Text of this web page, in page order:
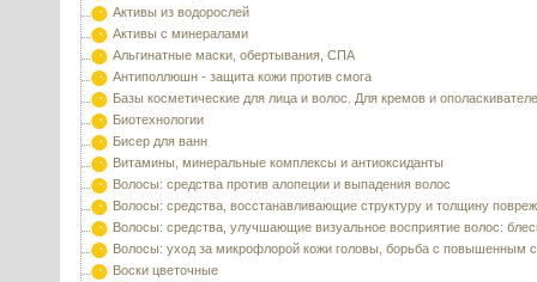
Активы из водорослей
Активы с минералами
Альгинатные маски, обертывания, СПА
Антиполлюшн - защита кожи против смога
Базы косметические для лица и волос. Для кремов и
Биотехнологии
Бисер для ванн
Витамины, минеральные комплексы и антиоксиданты
Волосы: средства против алопеции и выпадения волос
Волосы: средства, восстанавливающие структуру и толщину
Волосы: средства, улучшающие визуальное восприятие волос:
Волосы: уход за микрофлорой кожи головы, борьба с повышенным
Воски цветочные